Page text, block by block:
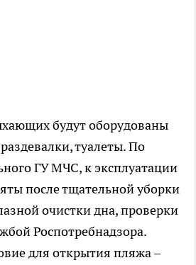
будут оборудованы
туалеты. По
ГУ МЧС, к эксплуатации
после тщательной уборки
очистки дна, проверки
Роспотребнадзора.
для открытия пляжа –